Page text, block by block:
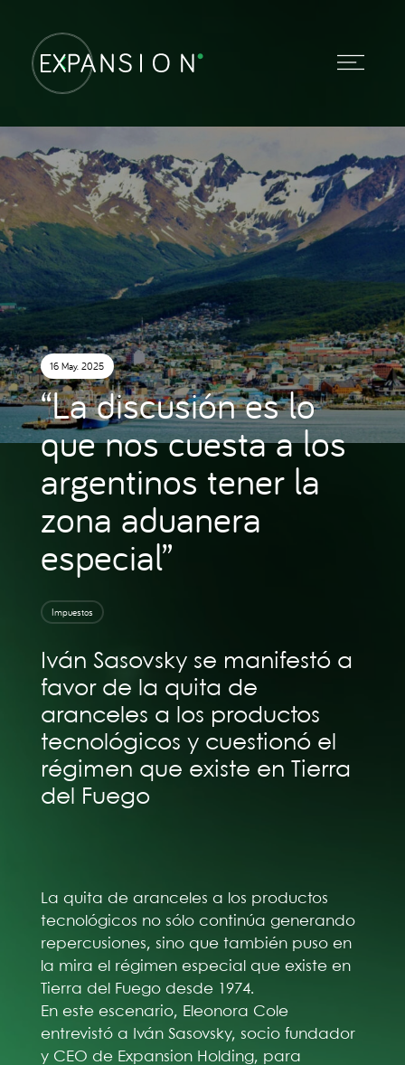
16 May. 2025
“La discusión es lo
que nos cuesta a los
argentinos tener la
zona aduanera
especial”
Impuestos
Iván Sasovsky se manifestó a
favor de la quita de
aranceles a los productos
tecnológicos y cuestionó el
régimen que existe en Tierra
del Fuego
La quita de aranceles a los productos
tecnológicos no sólo continúa generando
repercusiones, sino que también puso en
la mira el régimen especial que existe en
Tierra del Fuego desde 1974.
En este escenario, Eleonora Cole
entrevistó a Iván Sasovsky, socio fundador
y CEO de Expansion Holding, para